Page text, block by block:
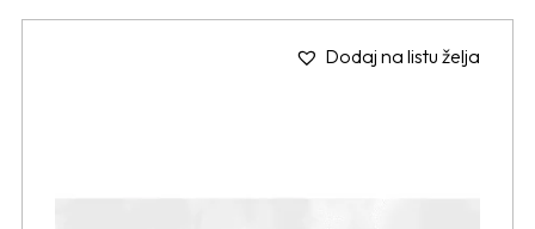
Dodaj na listu želja